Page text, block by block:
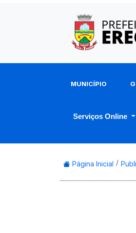
MUNICÍPIO
Serviços Online
Página Inicial